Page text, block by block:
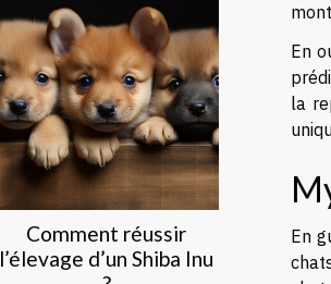
Comment réussir
l’élevage d’un Shiba Inu
En
la
En